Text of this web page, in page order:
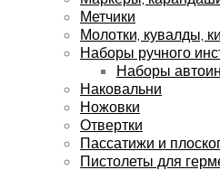
Метчики
Молотки, кувалды,
Наборы ручного
Наборы
Наковальни
Ножовки
Отвертки
Пассатижи и
Пистолеты для